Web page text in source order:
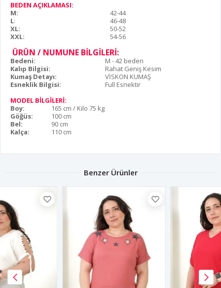
BEDEN AÇIKLAMASI:
M:
42-44
L:
46-48
XL:
50-52
XXL:
54-56
ÜRÜN / NUMUNE BİLGİLERİ:
Bedeni:
M - 42 beden
Kalıp Bilgisi:
Rahat Geniş Kesim
Kumaş Detayı:
VİSKON KUMAŞ
Esneklik Bilgisi:
Full Esnektir
MODEL BİLGİLERİ:
Boy:
165 cm / Kilo 75 kg
Göğüs:
100 cm
Bel:
90 cm
Kalça:
110 cm
Benzer Ürünler